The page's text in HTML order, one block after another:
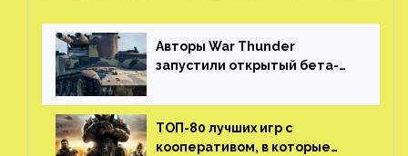
Авторы War Thunder
запустили открытый бета-
трейлер и скриншоты
ТОП-80 лучших игр с
кооперативом, в которые